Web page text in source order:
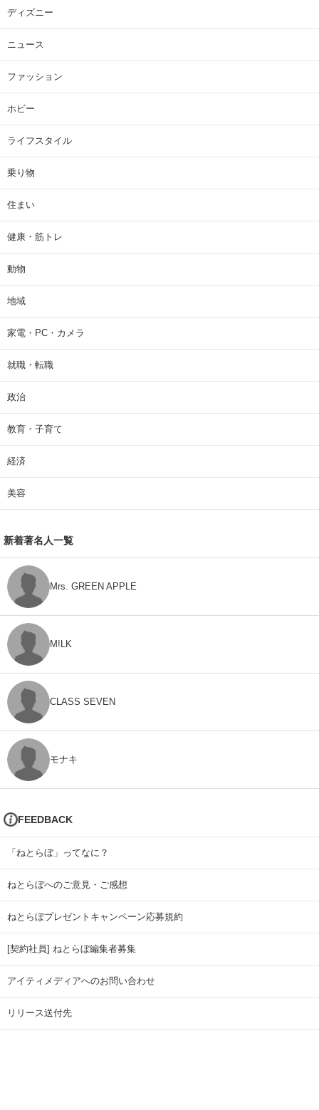
ディズニー
ニュース
ファッション
ホビー
ライフスタイル
乗り物
住まい
健康・筋トレ
動物
地域
家電・PC・カメラ
就職・転職
政治
教育・子育て
経済
美容
新着著名人一覧
Mrs. GREEN APPLE
M!LK
CLASS SEVEN
モナキ
FEEDBACK
「ねとらぼ」ってなに？
ねとらぼへのご意見・ご感想
ねとらぼプレゼントキャンペーン応募規約
[契約社員] ねとらぼ編集者募集
アイティメディアへのお問い合わせ
リリース送付先